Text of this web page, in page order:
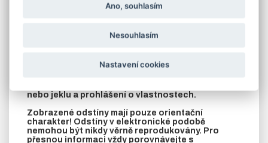
varianta A - po bocích jsou navařeny pásoviny s otvory pro
zašleme cenu na vyžádání
nebo jeklu a prohlášení o vlastnostech.
Zobrazené odstíny mají pouze orientační
charakter! Odstíny v elektronické podobě
nemohou být nikdy věrně reprodukovány. Pro
přesnou informaci vždy porovnávejte s
Ano, souhlasím
Nesouhlasím
Nastavení cookies